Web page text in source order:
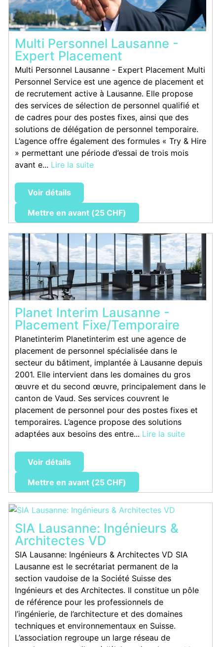
Multi Personnel Lausanne -
Expert Placement
Multi Personnel Lausanne - Expert Placement Multi
Personnel Service est une agence de placement et
de recrutement active à Lausanne. Elle propose
des services de sélection de personnel qualifié et
de cadres pour des postes fixes, ainsi que des
solutions de délégation de personnel temporaire.
L’agence offre également des formules « Try & Hire
» permettant une période d’essai de trois mois
avant e... Lire la suite
Voir détails
Mettre en avant (25 CHF)
Planet Interim Lausanne -
Placement Fixe/Temporaire
Planetinterim Planetinterim est une agence de
placement de personnel spécialisée dans le
secteur du bâtiment, implantée à Lausanne depuis
2001. Elle intervient dans les domaines du gros
œuvre et du second œuvre, principalement dans le
canton de Vaud. Ses services couvrent le
placement de personnel pour des postes fixes et
temporaires. L’agence propose des solutions
adaptées aux besoins des entre... Lire la suite
Voir détails
Mettre en avant (25 CHF)
SIA Lausanne: Ingénieurs &
Architectes VD
SIA Lausanne: Ingénieurs & Architectes VD SIA
Lausanne est le secrétariat permanent de la
section vaudoise de la Société Suisse des
Ingénieurs et des Architectes. Il constitue un pôle
de référence pour les professionnels de
l’ingénierie, de l’architecture et des domaines
techniques et environnementaux en Suisse.
L’association regroupe un large réseau de